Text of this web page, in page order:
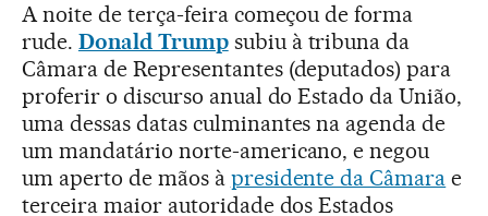
A noite de terça-feira começou de forma
rude. Donald Trumpsubiu à tribuna da
Câmara de Representantes (deputados) para
proferir o discurso anual do Estado da União,
uma dessas datas culminantes na agenda de
um mandatário norte-americano, e negou
um aperto de mãos à presidente da Câmara e
terceira maior autoridade dos Estados